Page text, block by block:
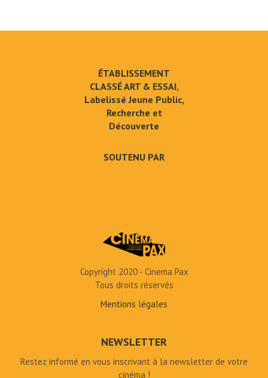
ÉTABLISSEMENT
CLASSÉ ART & ESSAI,
Labelissé Jeune Public,
Recherche et
Découverte
SOUTENU PAR
Copyright 2020 - Cinema Pax
Tous droits réservés
Mentions légales
NEWSLETTER
Restez informé en vous inscrivant à la newsletter de votre
cinéma !